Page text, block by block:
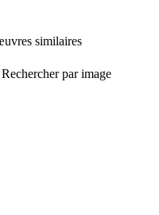
similaires
Rechercher par image